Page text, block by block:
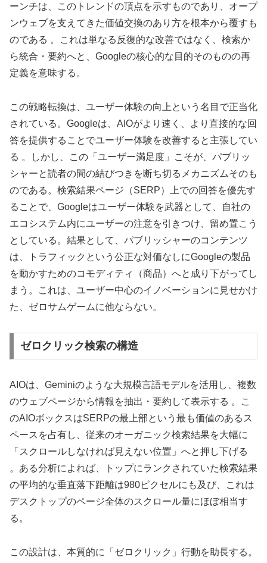
ーンチは、このトレンドの頂点を示すものであり、オープ
ンウェブを支えてきた価値交換のあり方を根本から覆すも
のである 。これは単なる反復的な改善ではなく、検索か
ら統合・要約へと、Googleの核心的な目的そのものの再
定義を意味する。
この戦略転換は、ユーザー体験の向上という名目で正当化
されている。Googleは、AIOがより速く、より直接的な回
答を提供することでユーザー体験を改善すると主張してい
る 。しかし、この「ユーザー満足度」こそが、パブリッ
シャーと読者の間の結びつきを断ち切るメカニズムそのも
のである。検索結果ページ（SERP）上での回答を優先す
ることで、Googleはユーザー体験を武器として、自社の
エコシステム内にユーザーの注意を引きつけ、留め置こう
としている。結果として、パブリッシャーのコンテンツ
は、トラフィックという公正な対価なしにGoogleの製品
を動かすためのコモディティ（商品）へと成り下がってし
まう。これは、ユーザー中心のイノベーションに見せかけ
た、ゼロサムゲームに他ならない。
ゼロクリック検索の構造
AIOは、Geminiのような大規模言語モデルを活用し、複数
のウェブページから情報を抽出・要約して表示する 。こ
のAIOボックスはSERPの最上部という最も価値のあるス
ペースを占有し、従来のオーガニック検索結果を大幅に
「スクロールしなければ見えない位置」へと押し下げる
。ある分析によれば、トップにランクされていた検索結果
の平均的な垂直落下距離は980ピクセルにも及び、これは
デスクトップのページ全体のスクロール量にほぼ相当す
る。
この設計は、本質的に「ゼロクリック」行動を助長する。